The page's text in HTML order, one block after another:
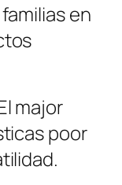
en
major
poor